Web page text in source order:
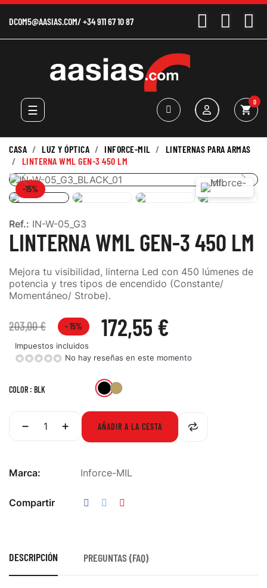
DCOM5@AASIAS.COM/+34 911 67 10 87
Navegación
de
☰ shopping_cart
0
CASA LUZ Y ÓPTICA INFORCE-MIL
LINTERNAS PARA ARMAS
LINTERNA WML GEN-3 450 LM
-15%
Ref.: IN-W-05_G3
LINTERNA WML GEN-3 450 LM
Mejora tu visibilidad, linterna Led con 450 lúmenes de
potencia y tres tipos de encendido (Constante/
Momentáneo/ Strobe).
203,00 € 172,55 €
- 15%
Impuestos incluidos
No hay reseñas en este momento
COLOR : BLK BLKFDE
AÑADIR A LA CESTA
Marca: Inforce-MIL
Compartir
DESCRIPCIÓN PREGUNTAS (FAQ)